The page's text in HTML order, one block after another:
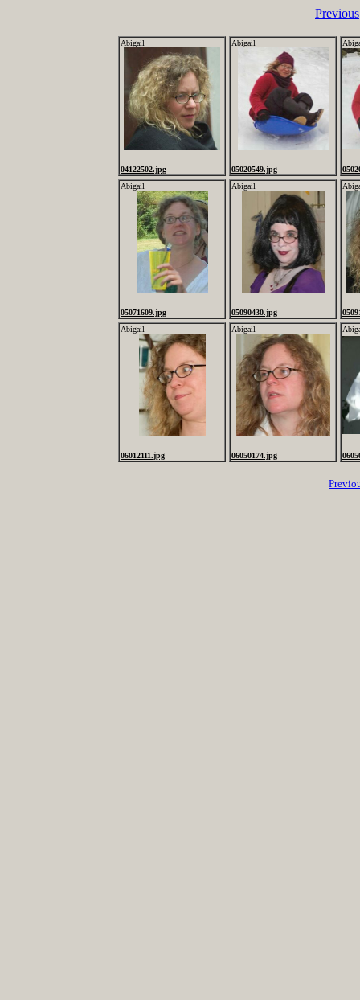
Previous
Abigail
04122502.jpg
Abigail
05020549.jpg
Abigail
05071609.jpg
Abigail
05090430.jpg
Abigail
06012111.jpg
Abigail
06050174.jpg